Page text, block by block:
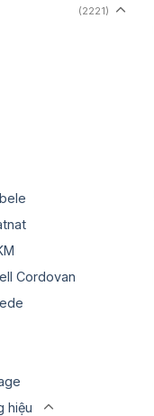
(2221)
Cordovan
hiệu